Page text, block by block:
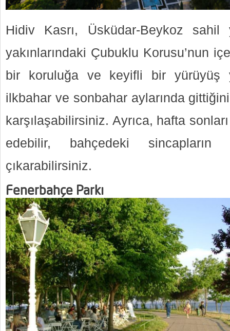
Hidiv Kasrı, Üsküdar-Beykoz sahil
yakınlarındaki Çubuklu Korusu’nun
bir koruluğa ve keyifli bir yürüyüş
ilkbahar ve sonbahar aylarında
karşılaşabilirsiniz. Ayrıca, hafta
edebilir, bahçedeki
çıkarabilirsiniz.
Fenerbahçe Parkı